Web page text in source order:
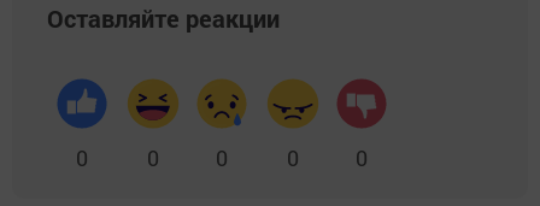
Оставляйте реакции
0 0 0 0 0